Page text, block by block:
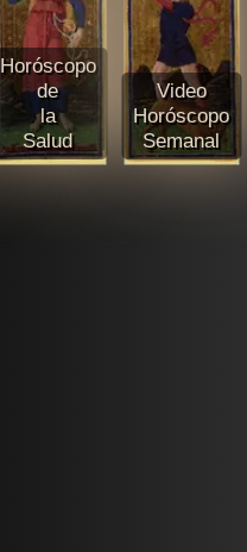
Horóscopo
de
la
Salud
Video
Horóscopo
Semanal